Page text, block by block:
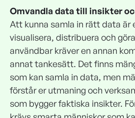
Omvandla data till insikter
Att kunna samla in rätt data är
visualisera, distribuera och
användbar kräver en annan
annat tankesätt. Det finns
som kan samla in data, men
förstår er utmaning och
som bygger faktiska insikter.